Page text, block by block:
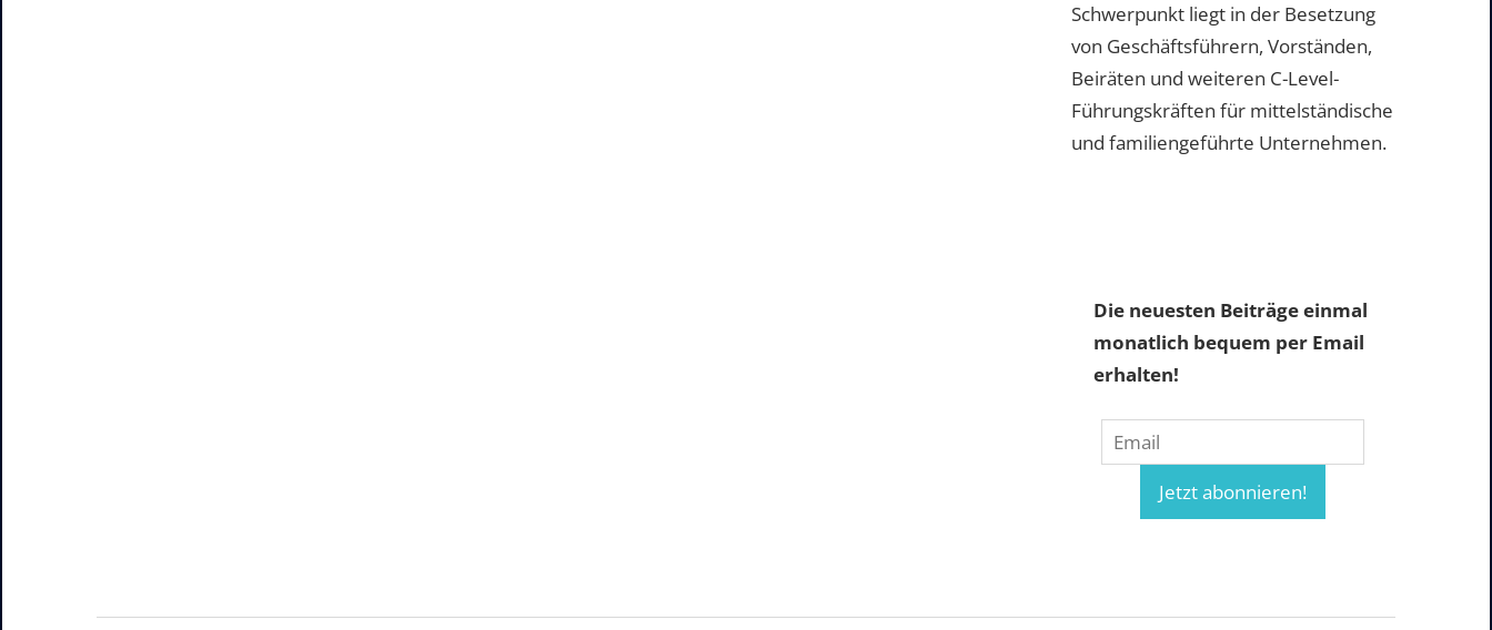
Schwerpunkt liegt in der Besetzung
von Geschäftsführern, Vorständen,
Beiräten und weiteren C-Level-
Führungskräften für mittelständische
und familiengeführte Unternehmen.
Die neuesten Beiträge einmal
monatlich bequem per Email
erhalten!